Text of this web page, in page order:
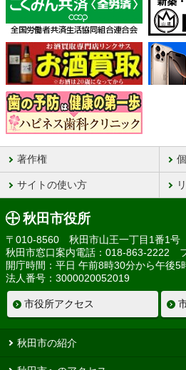
著作権
サイトの使い方
秋田市役所
〒010-8560 秋田市山王一丁目1番1号
秋田市窓口案内電話：018-863-2222
開庁時間：平日 午前8時30分から午後5
法人番号：3000020052019
市役所アクセス
秋田市の紹介